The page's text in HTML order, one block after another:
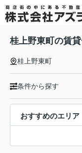
桂上野東町の賃
桂上野東町
条件から探す
おすすめのエリア